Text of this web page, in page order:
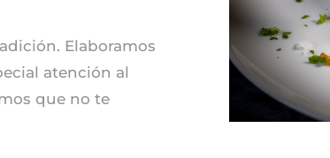
Elaboramos
atención al
que no te